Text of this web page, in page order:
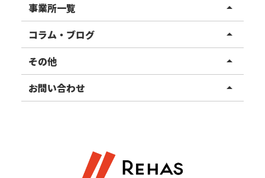
リハスワーク
リハスファーム
事業所一覧 arrow_drop_up
関東エリア
東北エリア
甲信越エリア
コラム・ブログ arrow_drop_up
事業所ブログ
ご利用者様の声
その他 arrow_drop_up
お知らせ
お問い合わせ arrow_drop_up